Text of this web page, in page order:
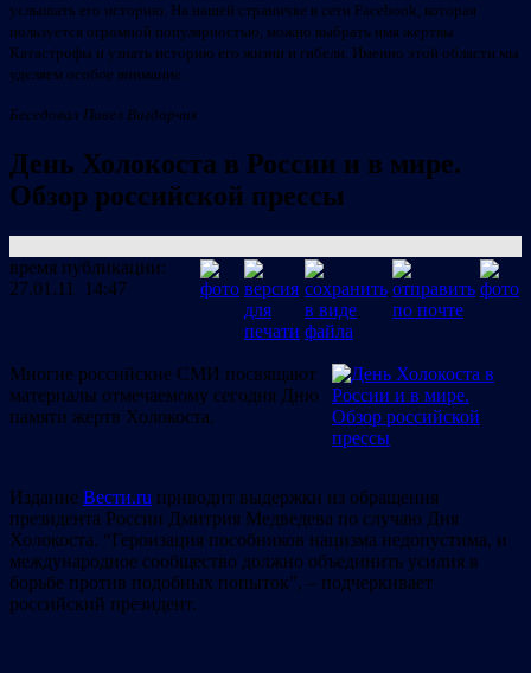
услышать его историю. На нашей страничке в сети Facebook, которая
пользуется огромной популярностью, можно выбрать имя жертвы
Катастрофы и узнать историю его жизни и гибели. Именно этой области мы
уделяем особое внимание.
Беседовал Павел Вигдорчик
День Холокоста в России и в мире.
Обзор российской прессы
время публикации:
27.01.11 14:47
Многие российские СМИ посвящают
материалы отмечаемому сегодня Дню
памяти жертв Холокоста.
Издание Вести.ru приводит выдержки из обращения
президента России Дмитрия Медведева по случаю Дня
Холокоста. “Героизация пособников нацизма недопустима, и
международное сообщество должно объединить усилия в
борьбе против подобных попыток”, – подчеркивает
российский президент.